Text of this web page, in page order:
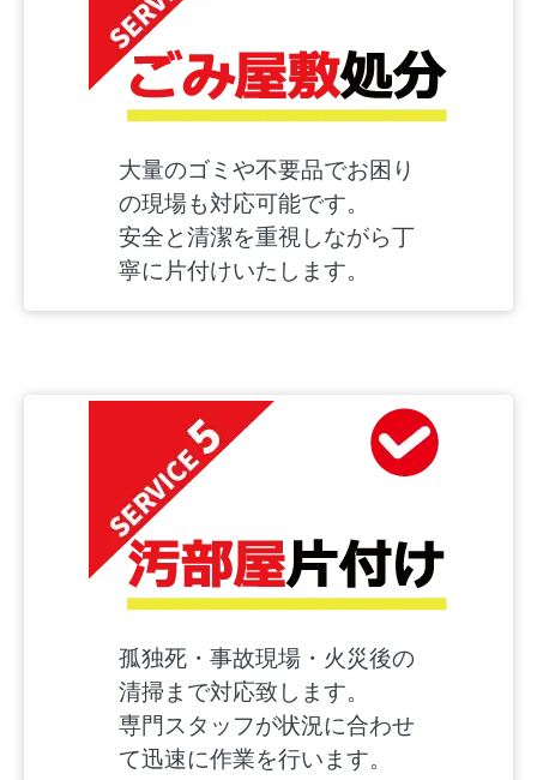
大量のゴミや不要品でお困り
の現場も対応可能です。
安全と清潔を重視しながら丁
寧に片付けいたします。
孤独死・事故現場・火災後の
清掃まで対応致します。
専門スタッフが状況に合わせ
て迅速に作業を行います。